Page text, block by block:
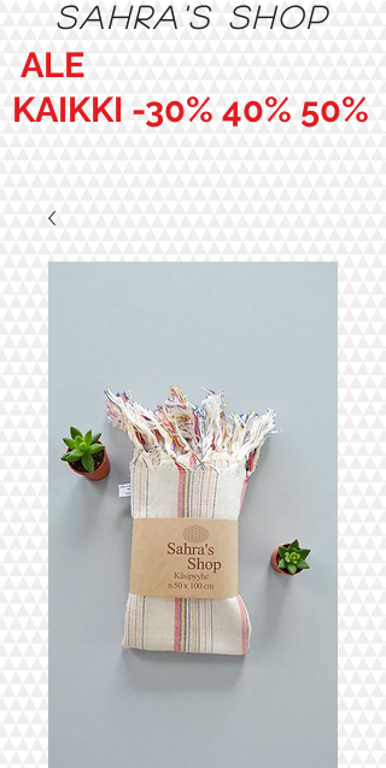
Sahra's shop
ALE
KAIKKI -30% 40% 50%